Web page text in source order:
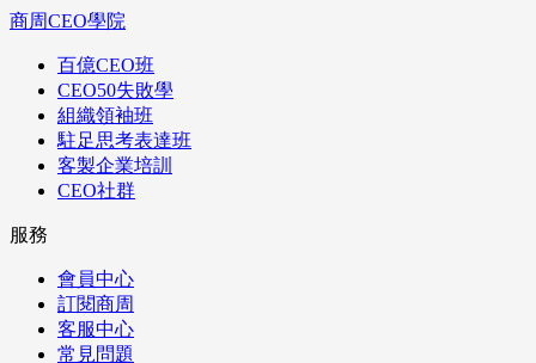
商周CEO學院
百億CEO班
CEO50失敗學
組織領袖班
駐足思考表達班
客製企業培訓
CEO社群
服務
會員中心
訂閱商周
客服中心
常見問題